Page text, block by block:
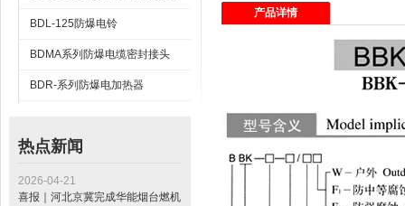
BDL-125防爆电铃
BDMA系列防爆电缆密封接头
BDR-系列防爆电加热器
BFS-系列防爆风机
热点新闻
2026-04-21
喜报｜河北京冀完成华能烟台燃机
产品详情